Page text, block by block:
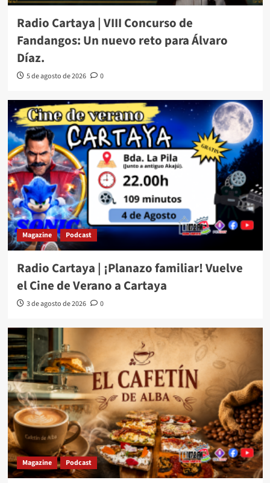
Radio Cartaya | VIII Concurso de
Fandangos: Un nuevo reto para Álvaro
Díaz.
5 de agosto de 2026 0
Magazine Podcast
Radio Cartaya | ¡Planazo familiar! Vuelve
el Cine de Verano a Cartaya
3 de agosto de 2026 0
Magazine Podcast